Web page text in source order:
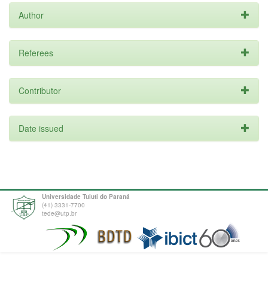
Author
Referees
Contributor
Date issued
Universidade Tuiuti do Paraná
(41) 3331-7700
tede@utp.br